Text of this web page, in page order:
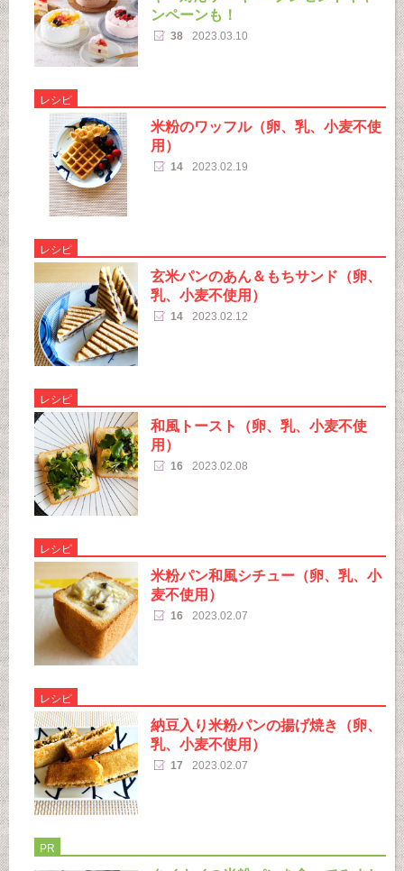
ンペーンも！
38 2023.03.10
レシピ
米粉のワッフル（卵、乳、小麦不使
用）
14 2023.02.19
レシピ
玄米パンのあん＆もちサンド（卵、
乳、小麦不使用）
14 2023.02.12
レシピ
和風トースト（卵、乳、小麦不使
用）
16 2023.02.08
レシピ
米粉パン和風シチュー（卵、乳、小
麦不使用）
16 2023.02.07
レシピ
納豆入り米粉パンの揚げ焼き（卵、
乳、小麦不使用）
17 2023.02.07
PR